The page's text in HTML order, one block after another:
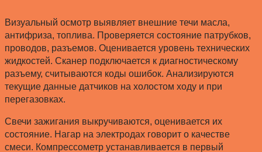
Визуальный осмотр выявляет внешние течи масла,
антифриза, топлива. Проверяется состояние патрубков,
проводов, разъемов. Оценивается уровень технических
жидкостей. Сканер подключается к диагностическому
разъему, считываются коды ошибок. Анализируются
текущие данные датчиков на холостом ходу и при
перегазовках.
Свечи зажигания выкручиваются, оценивается их
состояние. Нагар на электродах говорит о качестве
смеси. Компрессометр устанавливается в первый